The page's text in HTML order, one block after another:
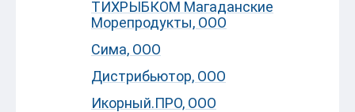
ТИХРЫБКОМ Магаданские
Морепродукты, ООО
Сима, ООО
Дистрибьютор, ООО
Икорный.ПРО, ООО